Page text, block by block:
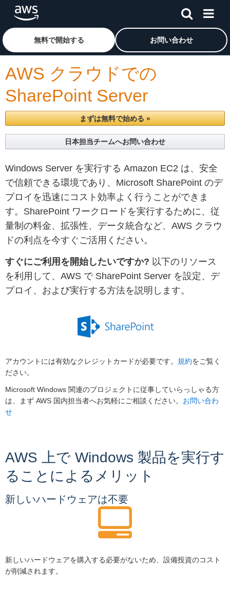
メインコンテンツに移動
アマゾン ウェブ サービスのホームページに戻るには、こ
無料で開始する お問い合わせ
AWS クラウドでの
SharePoint Server
まずは無料で始める »
日本担当チームへお問い合わせ
Windows Server を実行する Amazon EC2 は、安全
で信頼できる環境であり、Microsoft SharePoint のデ
プロイを迅速にコスト効率よく行うことができま
す。SharePoint ワークロードを実行するために、従
量制の料金、拡張性、データ統合など、AWS クラウ
ドの利点を今すぐご活用ください。
すぐにご利用を開始したいですか? 以下のリソース
を利用して、AWS で SharePoint Server を設定、デ
プロイ、および実行する方法を説明します。
アカウントには有効なクレジットカードが必要です。 規約をご覧く
ださい。
Microsoft Windows 関連のプロジェクトに従事していらっしゃる方
は、まず AWS 国内担当者へお気軽にご相談ください。 お問い合わ
せ
AWS 上で Windows 製品を実行す
ることによるメリット
新しいハードウェアは不要
新しいハードウェアを購入する必要がないため、設備投資のコスト
が削減されます。